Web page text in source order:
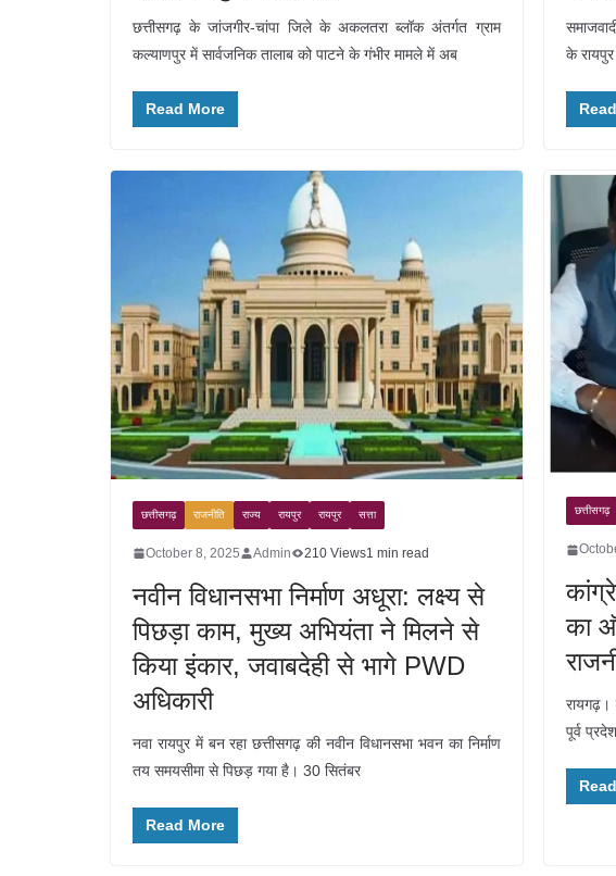
छत्तीसगढ़ के जांजगीर-चांपा जिले के अकलतरा ब्लॉक अंतर्गत ग्राम
कल्याणपुर में सार्वजनिक तालाब को पाटने के गंभीर मामले में अब
Read More
के रायपुर
छत्तीसगढ़ राजनीति राज्य रायपुर रायपुर सत्ता
October 8, 2025 Admin 210 Views1 min read
नवीन विधानसभा निर्माण अधूरा: लक्ष्य से
पिछड़ा काम, मुख्य अभियंता ने मिलने से
किया इंकार, जवाबदेही से भागे PWD
अधिकारी
नवा रायपुर में बन रहा छत्तीसगढ़ की नवीन विधानसभा भवन का निर्माण
तय समयसीमा से पिछड़ गया है। 30 सितंबर
Read More
छत्तीसगढ़
का
पूर्व